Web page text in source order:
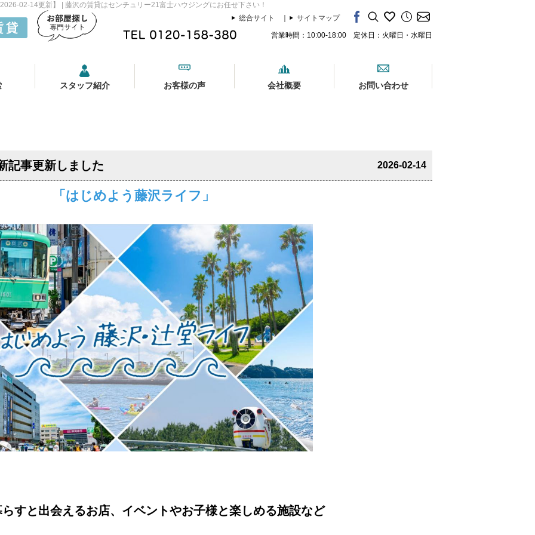
02-14更新】 | 藤沢の賃貸はセンチュリー21富士ハウジングにお任せ下さい！
総合サイト
サイトマップ
営業時間：10:00-18:00 定休日：火曜日・水曜日
スタッフ紹介 お客様の声 会社概要 お問い合わせ
記事更新しました 2026-02-14
「はじめよう藤沢ライフ」
すと出会えるお店、イベントやお子様と楽しめる施設など